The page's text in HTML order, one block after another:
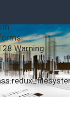
in
Warning:
in